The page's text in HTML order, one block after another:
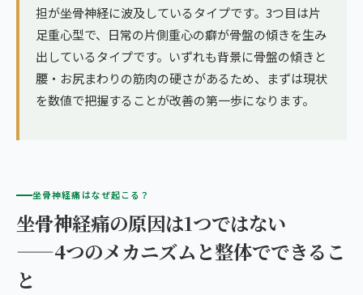
担が坐骨神経に波及しているタイプです。3つ目は片
足重心型で、日常の片側重心の癖が骨盤の傾きを生み
出しているタイプです。いずれも背景に骨盤の傾きと
腰・お尻まわりの筋肉の硬さがあるため、まずは現状
を数値で把握することが改善の第一歩になります。
坐骨神経痛はなぜ起こる？
坐骨神経痛の原因は1つではない
——4つのメカニズムと整体でできるこ
と